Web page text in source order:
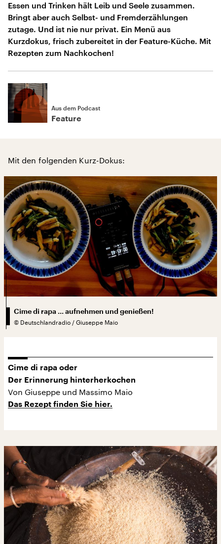
Essen und Trinken hält Leib und Seele zusammen.
Bringt aber auch Selbst- und Fremderzählungen
zutage. Und ist nie nur privat. Ein Menü aus
Kurzdokus, frisch zubereitet in der Feature-Küche. Mit
Rezepten zum Nachkochen!
Aus dem Podcast
Feature
Mit den folgenden Kurz-Dokus:
Cime di rapa … aufnehmen und genießen!
© Deutschlandradio / Giuseppe Maio
Cime di rapa oder
Der Erinnerung hinterherkochen
Von Giuseppe und Massimo Maio
Das Rezept finden Sie hier.